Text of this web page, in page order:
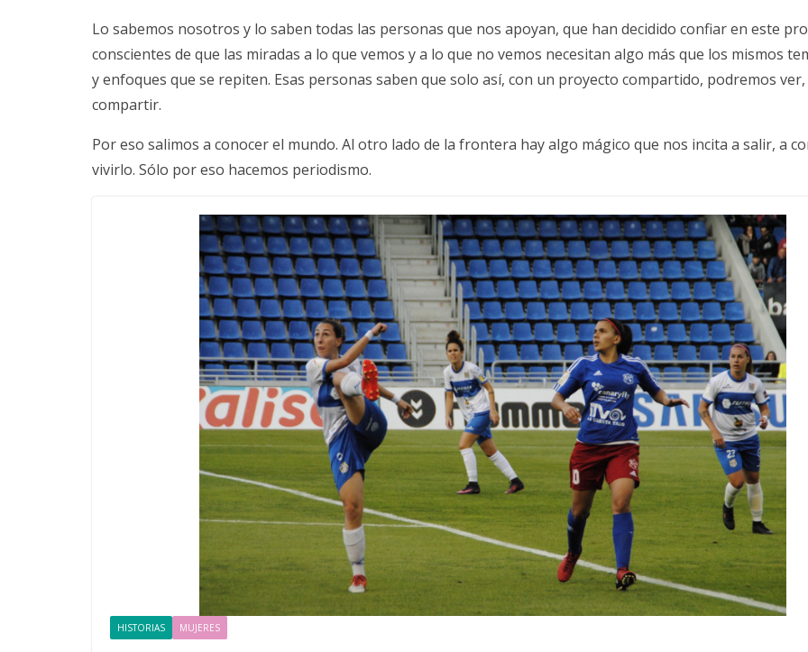
Lo sabemos nosotros y lo saben todas las personas que nos apoyan, que han decidido confiar en este
conscientes de que las miradas a lo que vemos y a lo que no vemos necesitan algo más que los mismos
y enfoques que se repiten. Esas personas saben que solo así, con un proyecto compartido, podremos
compartir.
Por eso salimos a conocer el mundo. Al otro lado de la frontera hay algo mágico que nos incita a salir, a
vivirlo. Sólo por eso hacemos periodismo.
HISTORIAS MUJERES